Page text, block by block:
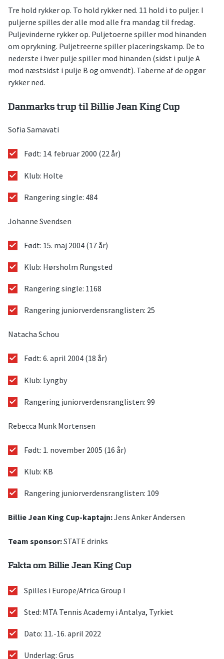
Tre hold rykker op. To hold rykker ned. 11 hold i to puljer. I
puljerne spilles der alle mod alle fra mandag til fredag.
Puljevinderne rykker op. Puljetoerne spiller mod hinanden
om oprykning. Puljetreerne spiller placeringskamp. De to
nederste i hver pulje spiller mod hinanden (sidst i pulje A
mod næstsidst i pulje B og omvendt). Taberne af de opgør
rykker ned.
Danmarks trup til Billie Jean King Cup
Sofia Samavati
Født: 14. februar 2000 (22 år)
Klub: Holte
Rangering single: 484
Johanne Svendsen
Født: 15. maj 2004 (17 år)
Klub: Hørsholm Rungsted
Rangering single: 1168
Rangering juniorverdensranglisten: 25
Natacha Schou
Født: 6. april 2004 (18 år)
Klub: Lyngby
Rangering juniorverdensranglisten: 99
Rebecca Munk Mortensen
Født: 1. november 2005 (16 år)
Klub: KB
Rangering juniorverdensranglisten: 109
Billie Jean King Cup-kaptajn:Jens Anker Andersen
Team sponsor:STATE drinks
Fakta om Billie Jean King Cup
Spilles i Europe/Africa Group I
Sted: MTA Tennis Academy i Antalya, Tyrkiet
Dato: 11.-16. april 2022
Underlag: Grus